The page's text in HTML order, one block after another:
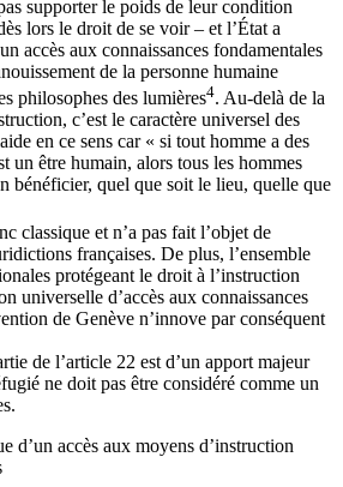
supporter le poids de leur condition
lors le droit de se voir – et l’État a
accès aux connaissances fondamentales
de la personne humaine
philosophes des lumières4. Au-delà de la
c’est le caractère universel des
en ce sens car « si tout homme a des
un être humain, alors tous les hommes
bénéficier, quel que soit le lieu, quelle que
classique et n’a pas fait l’objet de
françaises. De plus, l’ensemble
protégeant le droit à l’instruction
universelle d’accès aux connaissances
de Genève n’innove par conséquent
de l’article 22 est d’un apport majeur
ne doit pas être considéré comme un
d’un accès aux moyens d’instruction